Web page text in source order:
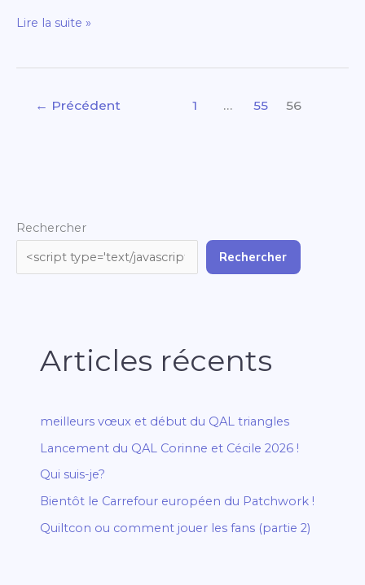
Lire la suite »
← Précédent 1 … 55 56
Rechercher
Rechercher
Articles récents
meilleurs vœux et début du QAL triangles
Lancement du QAL Corinne et Cécile 2026 !
Qui suis-je?
Bientôt le Carrefour européen du Patchwork !
Quiltcon ou comment jouer les fans (partie 2)